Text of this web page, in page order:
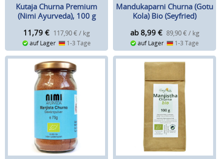
Kutaja Churna Premium
(Nimi Ayurveda), 100 g
11,79 € 117,90 € / kg
auf Lager 1-3 Tage
Mandukaparni Churna (Gotu
Kola) Bio (Seyfried)
ab 8,99 € 89,90 € / kg
auf Lager 1-3 Tage